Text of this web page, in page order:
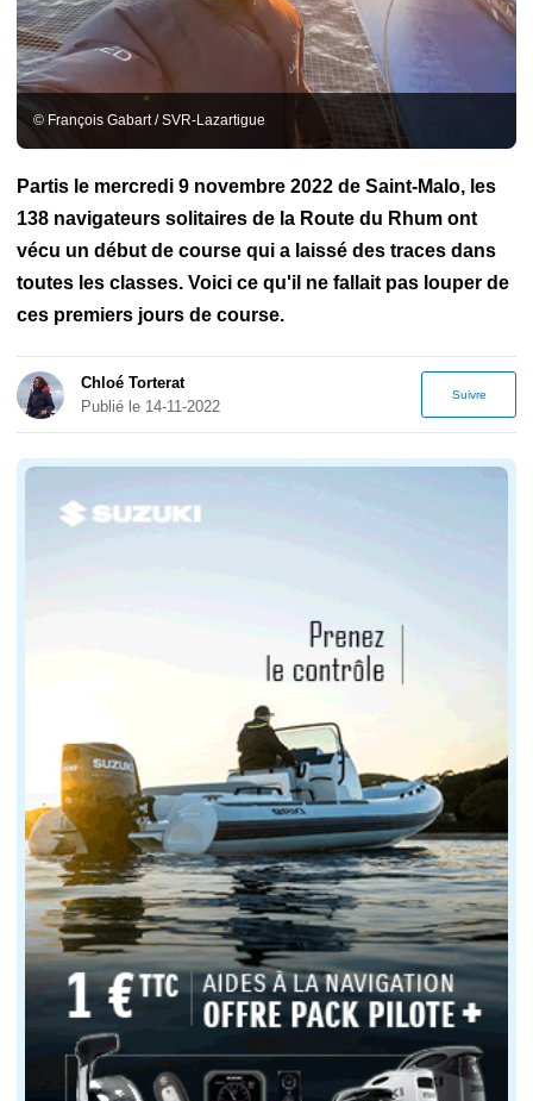
© François Gabart / SVR-Lazartigue
Partis le mercredi 9 novembre 2022 de Saint-Malo, les
138 navigateurs solitaires de la Route du Rhum ont
vécu un début de course qui a laissé des traces dans
toutes les classes. Voici ce qu'il ne fallait pas louper de
ces premiers jours de course.
Chloé Torterat
Publié le 14-11-2022
Suivre